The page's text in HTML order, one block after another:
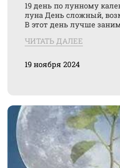
19 день по лунному
луна День сложный,
В этот день лучше
ЧИТАТЬ ДАЛЕЕ
19 ноября 2024